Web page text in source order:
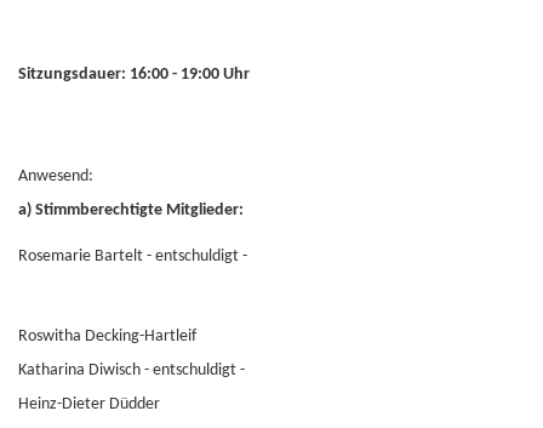
Sitzungsdauer: 16:00 - 19:00 Uhr
Anwesend:
a) Stimmberechtigte Mitglieder:
Rosemarie Bartelt - entschuldigt -
Roswitha Decking-Hartleif
Katharina Diwisch - entschuldigt -
Heinz-Dieter Düdder